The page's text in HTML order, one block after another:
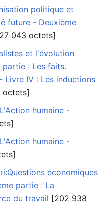
politique et
future - Deuxième
043 octets]
et l'évolution
partie : Les faits.
Livre IV : Les inductions
octets]
humaine -
humaine -
économiques
partie : La
du travail ‎[202 938